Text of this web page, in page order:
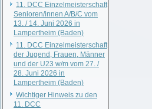
11. DCC Einzelmeisterschaft
Senioren/innen A/B/C vom
13. / 14. Juni 2026 in
Lampertheim (Baden)
11. DCC Einzelmeisterschaft
der Jugend, Frauen, Männer
und der U23 w/m vom 27. /
28. Juni 2026 in
Lampertheim (Baden)
Wichtiger Hinweis zu den
11. DCC